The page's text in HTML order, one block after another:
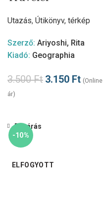
Utazás, Útikönyv, térkép
Szerző: Ariyoshi, Rita
Kiadó: Geographia
3.500Ft 3.150 Ft (Online
ár)
-10%
ELFOGYOTT
Bezárás